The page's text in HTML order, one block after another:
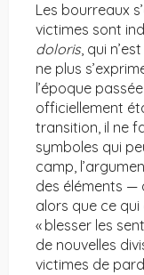
Les bourreaux
victimes sont
doloris, qui
ne plus
l’époque
officiellement
transition, il ne
symboles qui
camp,
des éléments —
alors que ce qui
« blesser les
de nouvelles
victimes de